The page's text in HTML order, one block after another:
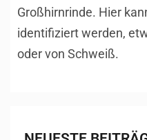
Großhirnrinde. Hier
identifiziert werden,
oder von Schweiß.